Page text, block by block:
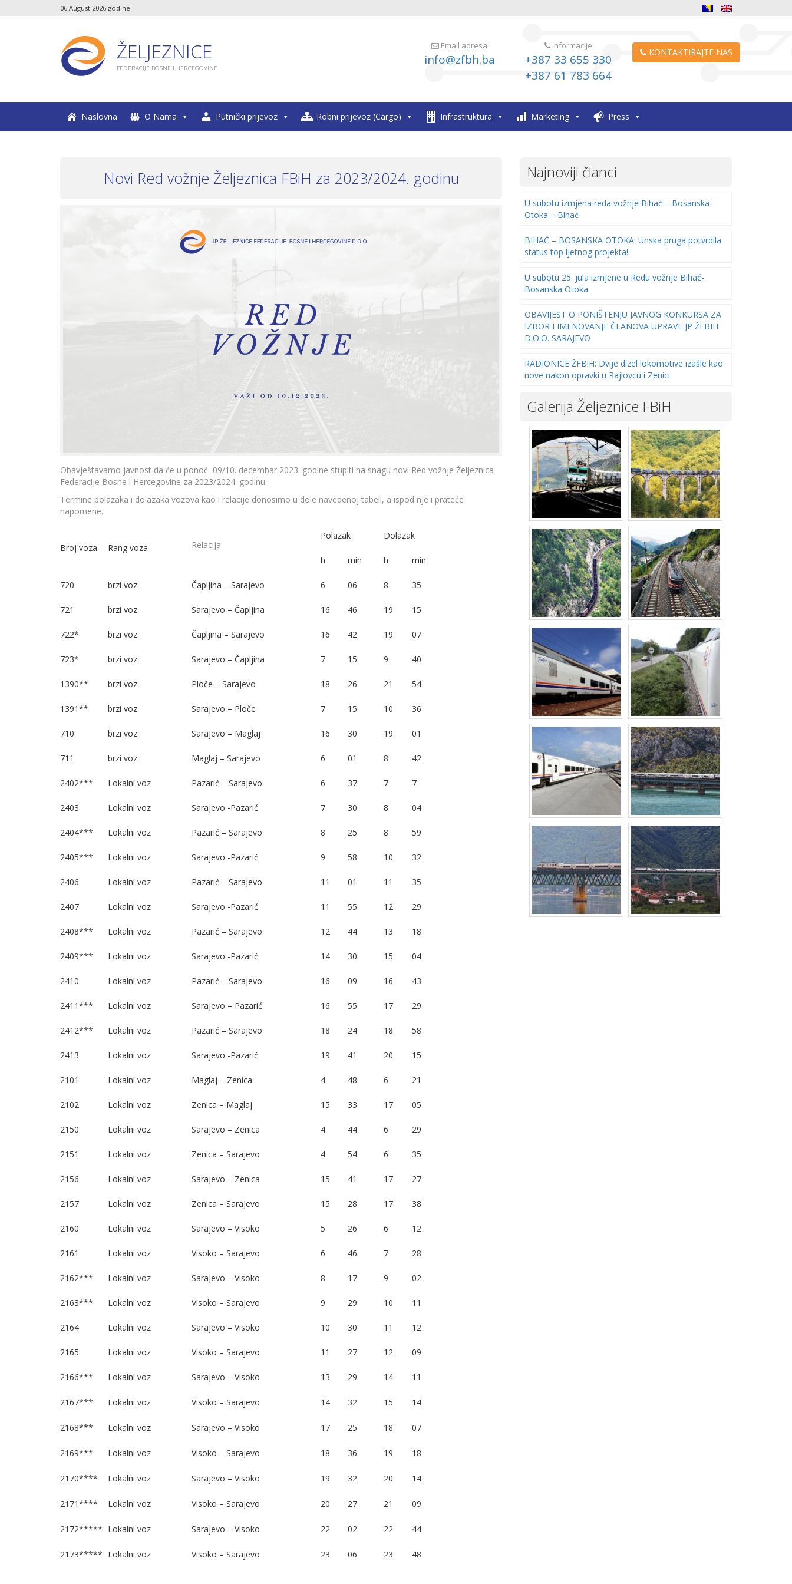
06 August 2026 godine
ŽELJEZNICE
FEDERACIJE BOSNE I HERCEGOVINE
Email adresa
info@zfbh.ba
Informacije
+387 33 655 330
+387 61 783 664
KONTAKTIRAJTE NAS
Naslovna O Nama Putnički prijevoz Robni prijevoz (Cargo) Infrastruktura Marketing Press
Novi Red vožnje Željeznica FBiH za 2023/2024. godinu
Obavještavamo javnost da će u ponoć 09/10. decembar 2023. godine stupiti na snagu novi Red vožnje Željeznica
Federacije Bosne i Hercegovine za 2023/2024. godinu.
Termine polazaka i dolazaka vozova kao i relacije donosimo u dole navedenoj tabeli, a ispod nje i prateće
napomene.
Broj voza Rang voza Relacija
Polazak Dolazak
h min h min
720 brzi voz Čapljina – Sarajevo 6 06 8 35
721 brzi voz Sarajevo – Čapljina 16 46 19 15
722* brzi voz Čapljina – Sarajevo 16 42 19 07
723* brzi voz Sarajevo – Čapljina 7 15 9 40
1390** brzi voz Ploče – Sarajevo 18 26 21 54
1391** brzi voz Sarajevo – Ploče 7 15 10 36
710 brzi voz Sarajevo – Maglaj 16 30 19 01
711 brzi voz Maglaj – Sarajevo 6 01 8 42
2402*** Lokalni voz Pazarić – Sarajevo 6 37 7 7
2403 Lokalni voz Sarajevo -Pazarić 7 30 8 04
2404*** Lokalni voz Pazarić – Sarajevo 8 25 8 59
2405*** Lokalni voz Sarajevo -Pazarić 9 58 10 32
2406 Lokalni voz Pazarić – Sarajevo 11 01 11 35
2407 Lokalni voz Sarajevo -Pazarić 11 55 12 29
2408*** Lokalni voz Pazarić – Sarajevo 12 44 13 18
2409*** Lokalni voz Sarajevo -Pazarić 14 30 15 04
2410 Lokalni voz Pazarić – Sarajevo 16 09 16 43
2411*** Lokalni voz Sarajevo – Pazarić 16 55 17 29
2412*** Lokalni voz Pazarić – Sarajevo 18 24 18 58
2413 Lokalni voz Sarajevo -Pazarić 19 41 20 15
2101 Lokalni voz Maglaj – Zenica 4 48 6 21
2102 Lokalni voz Zenica – Maglaj 15 33 17 05
2150 Lokalni voz Sarajevo – Zenica 4 44 6 29
2151 Lokalni voz Zenica – Sarajevo 4 54 6 35
2156 Lokalni voz Sarajevo – Zenica 15 41 17 27
2157 Lokalni voz Zenica – Sarajevo 15 28 17 38
2160 Lokalni voz Sarajevo – Visoko 5 26 6 12
2161 Lokalni voz Visoko – Sarajevo 6 46 7 28
2162*** Lokalni voz Sarajevo – Visoko 8 17 9 02
2163*** Lokalni voz Visoko – Sarajevo 9 29 10 11
2164 Lokalni voz Sarajevo – Visoko 10 30 11 12
2165 Lokalni voz Visoko – Sarajevo 11 27 12 09
2166*** Lokalni voz Sarajevo – Visoko 13 29 14 11
2167*** Lokalni voz Visoko – Sarajevo 14 32 15 14
2168*** Lokalni voz Sarajevo – Visoko 17 25 18 07
2169*** Lokalni voz Visoko – Sarajevo 18 36 19 18
2170**** Lokalni voz Sarajevo – Visoko 19 32 20 14
2171**** Lokalni voz Visoko – Sarajevo 20 27 21 09
2172***** Lokalni voz Sarajevo – Visoko 22 02 22 44
2173***** Lokalni voz Visoko – Sarajevo 23 06 23 48
Najnoviji članci
U subotu izmjena reda vožnje Bihać – Bosanska
Otoka – Bihać
BIHAĆ – BOSANSKA OTOKA: Unska pruga potvrdila
status top ljetnog projekta!
U subotu 25. jula izmjene u Redu vožnje Bihać-
Bosanska Otoka
OBAVIJEST O PONIŠTENJU JAVNOG KONKURSA ZA
IZBOR I IMENOVANJE ČLANOVA UPRAVE JP ŽFBIH
D.O.O. SARAJEVO
RADIONICE ŽFBiH: Dvije dizel lokomotive izašle kao
nove nakon opravki u Rajlovcu i Zenici
Galerija Željeznice FBiH